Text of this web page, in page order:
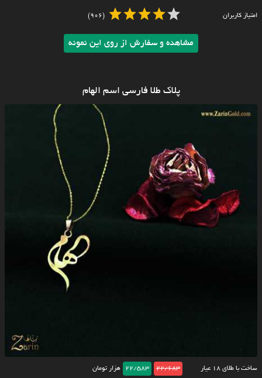
امتیاز کاربران (906)
مشاهده و سفارش از روی این نمونه
پلاک طلا فارسی اسم الهام
ساخت با طلای ۱۸ عیار 22/683
22/583 هزار تومان